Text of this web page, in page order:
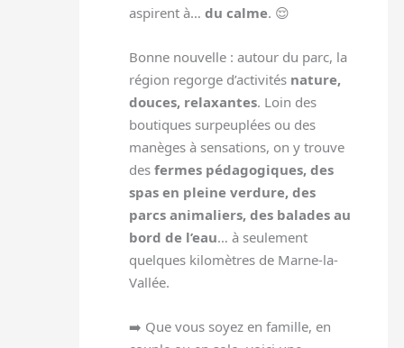
aspirent à…du calme. 😌
Bonne nouvelle : autour du parc, la
région regorge d’activités nature,
douces, relaxantes. Loin des
boutiques surpeuplées ou des
manèges à sensations, on y trouve
desfermes pédagogiques, des
spas en pleine verdure, des
parcs animaliers, des balades au
bord de l’eau… à seulement
quelques kilomètres de Marne-la-
Vallée.
➡️ Que vous soyez en famille, en